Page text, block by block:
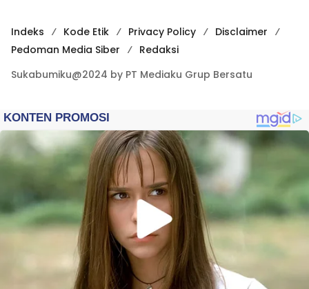
Indeks Kode Etik Privacy Policy
Disclaimer
Pedoman Media Siber
Redaksi
Sukabumiku@2024 by PT Mediaku Grup Bersatu